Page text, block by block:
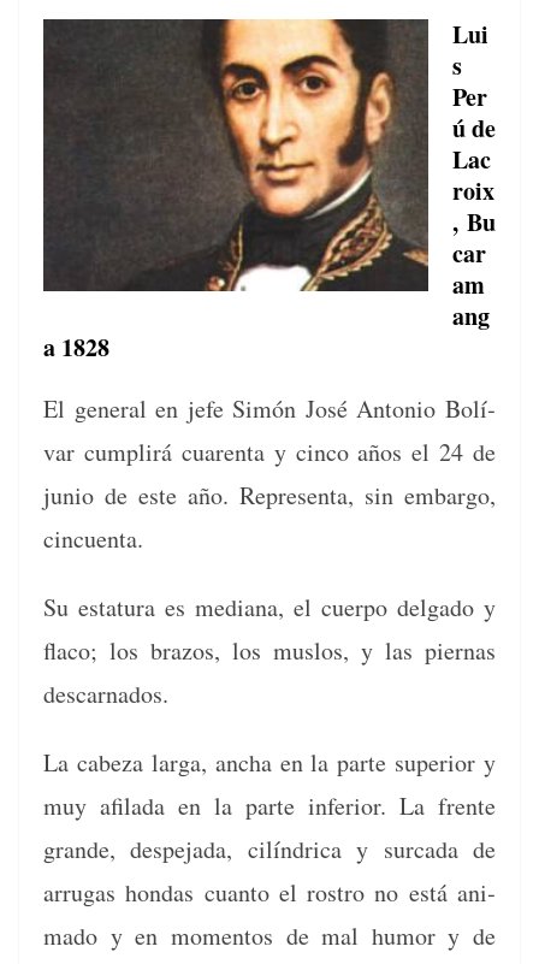
Lui
s
Per
ú de
Lac
roix
, Bu
car
am
ang
a 1828
El gen­er­al en jefe Simón José Anto­nio Bolí­
var cumplirá cuarenta y cin­co años el 24 de
junio de este año. Rep­re­sen­ta, sin embar­go,
cincuenta.
Su estatu­ra es medi­ana, el cuer­po del­ga­do y
fla­co; los bra­zos, los mus­los, y las pier­nas
descarnados.
La cabeza larga, ancha en la parte supe­ri­or y
muy afi­la­da en la parte infe­ri­or. La frente
grande, despe­ja­da, cilín­dri­ca y sur­ca­da de
arru­gas hon­das cuan­to el ros­tro no está ani­
ma­do y en momen­tos de mal humor y de